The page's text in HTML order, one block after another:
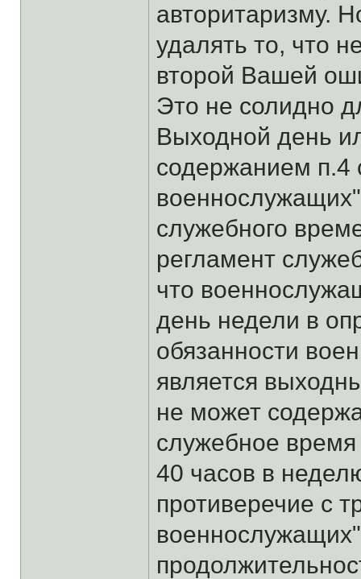
авторитаризму.
удалять то, что
второй Вашей
Это не солидно
Выходной день
содержанием п.4
служебного
регламент
что
день недели в
обязанности
является
не может
служебное
40 часов в
противеречие с